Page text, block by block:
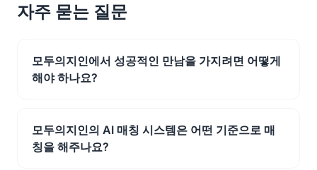
자주 묻는 질문
모두의지인에서 성공적인 만남을 가지려면 어떻게
해야 하나요?
모두의지인의 AI 매칭 시스템은 어떤 기준으로 매
칭을 해주나요?